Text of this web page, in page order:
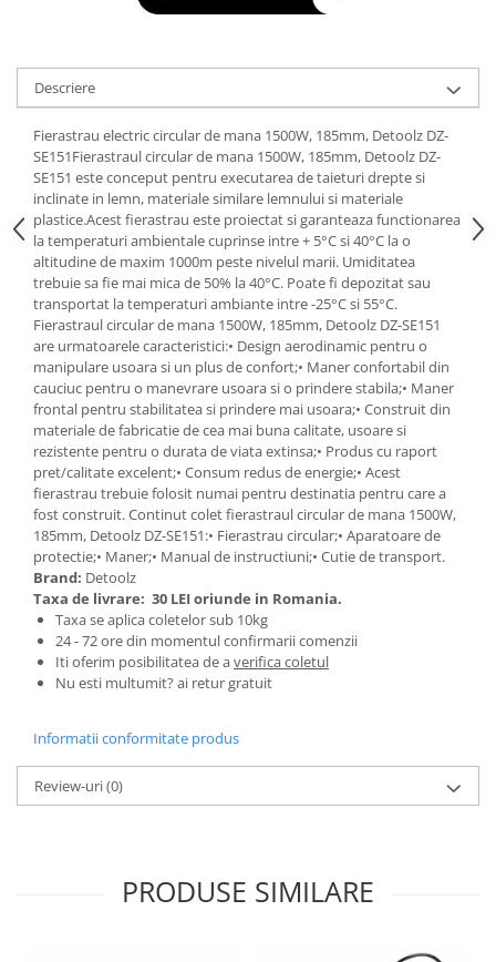
Tractoraș de tuns gazonul
Incubatoare, oparitoare si
deplumatoare
Aparate de tuns animale
Piese si accesorii aparate de tuns
animale
Tarcuri animale
Semanatori
Masini batut stalpi si accesorii
Roabe & accesorii
Casute gradina si cutii depozitare
Mobilier gradina
Corturi, Prelate si plase de
umbrire
Lopeti zapada
Zdrobitoare si teascuri
Teascuri
Zdrobitoare electrice
Zdrobitoare electrice & manuale
Zdrobitoare manuale
Masini de cusut si accesorii
Sere si solarii
Suflante si aspiratoare exterior
Unelte altoit
Folie si plase pt plante
Descriere
Fierastrau electric circular de mana 1500W, 185mm, Detoolz DZ-
SE151Fierastraul circular de mana 1500W, 185mm, Detoolz DZ-
SE151 este conceput pentru executarea de taieturi drepte si
inclinate in lemn, materiale similare lemnului si materiale
plastice.Acest fierastrau este proiectat si garanteaza functionarea
la temperaturi ambientale cuprinse intre + 5°C si 40°C la o
altitudine de maxim 1000m peste nivelul marii. Umiditatea
trebuie sa fie mai mica de 50% la 40°C. Poate fi depozitat sau
transportat la temperaturi ambiante intre -25°C si 55°C.
Fierastraul circular de mana 1500W, 185mm, Detoolz DZ-SE151
are urmatoarele caracteristici:• Design aerodinamic pentru o
manipulare usoara si un plus de confort;• Maner confortabil din
cauciuc pentru o manevrare usoara si o prindere stabila;• Maner
frontal pentru stabilitatea si prindere mai usoara;• Construit din
materiale de fabricatie de cea mai buna calitate, usoare si
rezistente pentru o durata de viata extinsa;• Produs cu raport
pret/calitate excelent;• Consum redus de energie;• Acest
fierastrau trebuie folosit numai pentru destinatia pentru care a
fost construit. Continut colet fierastraul circular de mana 1500W,
185mm, Detoolz DZ-SE151:• Fierastrau circular;• Aparatoare de
protectie;• Maner;• Manual de instructiuni;• Cutie de transport.
Brand: Detoolz
Taxa de livrare: 30 LEI oriunde in Romania.
Taxa se aplica coletelor sub 10kg
24 - 72 ore din momentul confirmarii comenzii
Iti oferim posibilitatea de averifica coletul
Nu esti multumit? ai retur gratuit
Informatii conformitate produs
Review-uri(0)
PRODUSE SIMILARE